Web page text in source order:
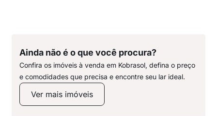
Ainda não é o que você procura?
Confira os imóveis à venda em Kobrasol, defina o preço
e comodidades que precisa e encontre seu lar ideal.
Ver mais imóveis